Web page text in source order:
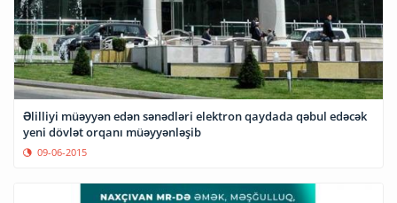
Əlilliyi müəyyən edən sənədləri elektron qaydada qəbul edəcək
yeni dövlət orqanı müəyyənləşib
09-06-2015